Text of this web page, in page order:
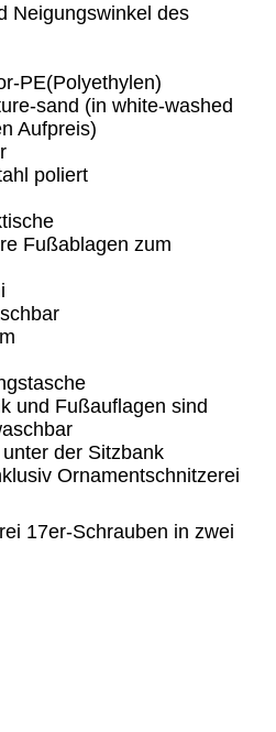
Neigungswinkel des
PE(Polyethylen)
sand (in white-washed
Aufpreis)
poliert
Fußablagen zum
und Fußauflagen sind
der Sitzbank
Ornamentschnitzerei
17er-Schrauben in zwei